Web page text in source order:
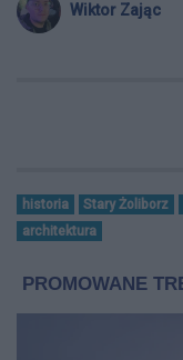
Wiktor Zając
historia Stary Żoliborz
architektura